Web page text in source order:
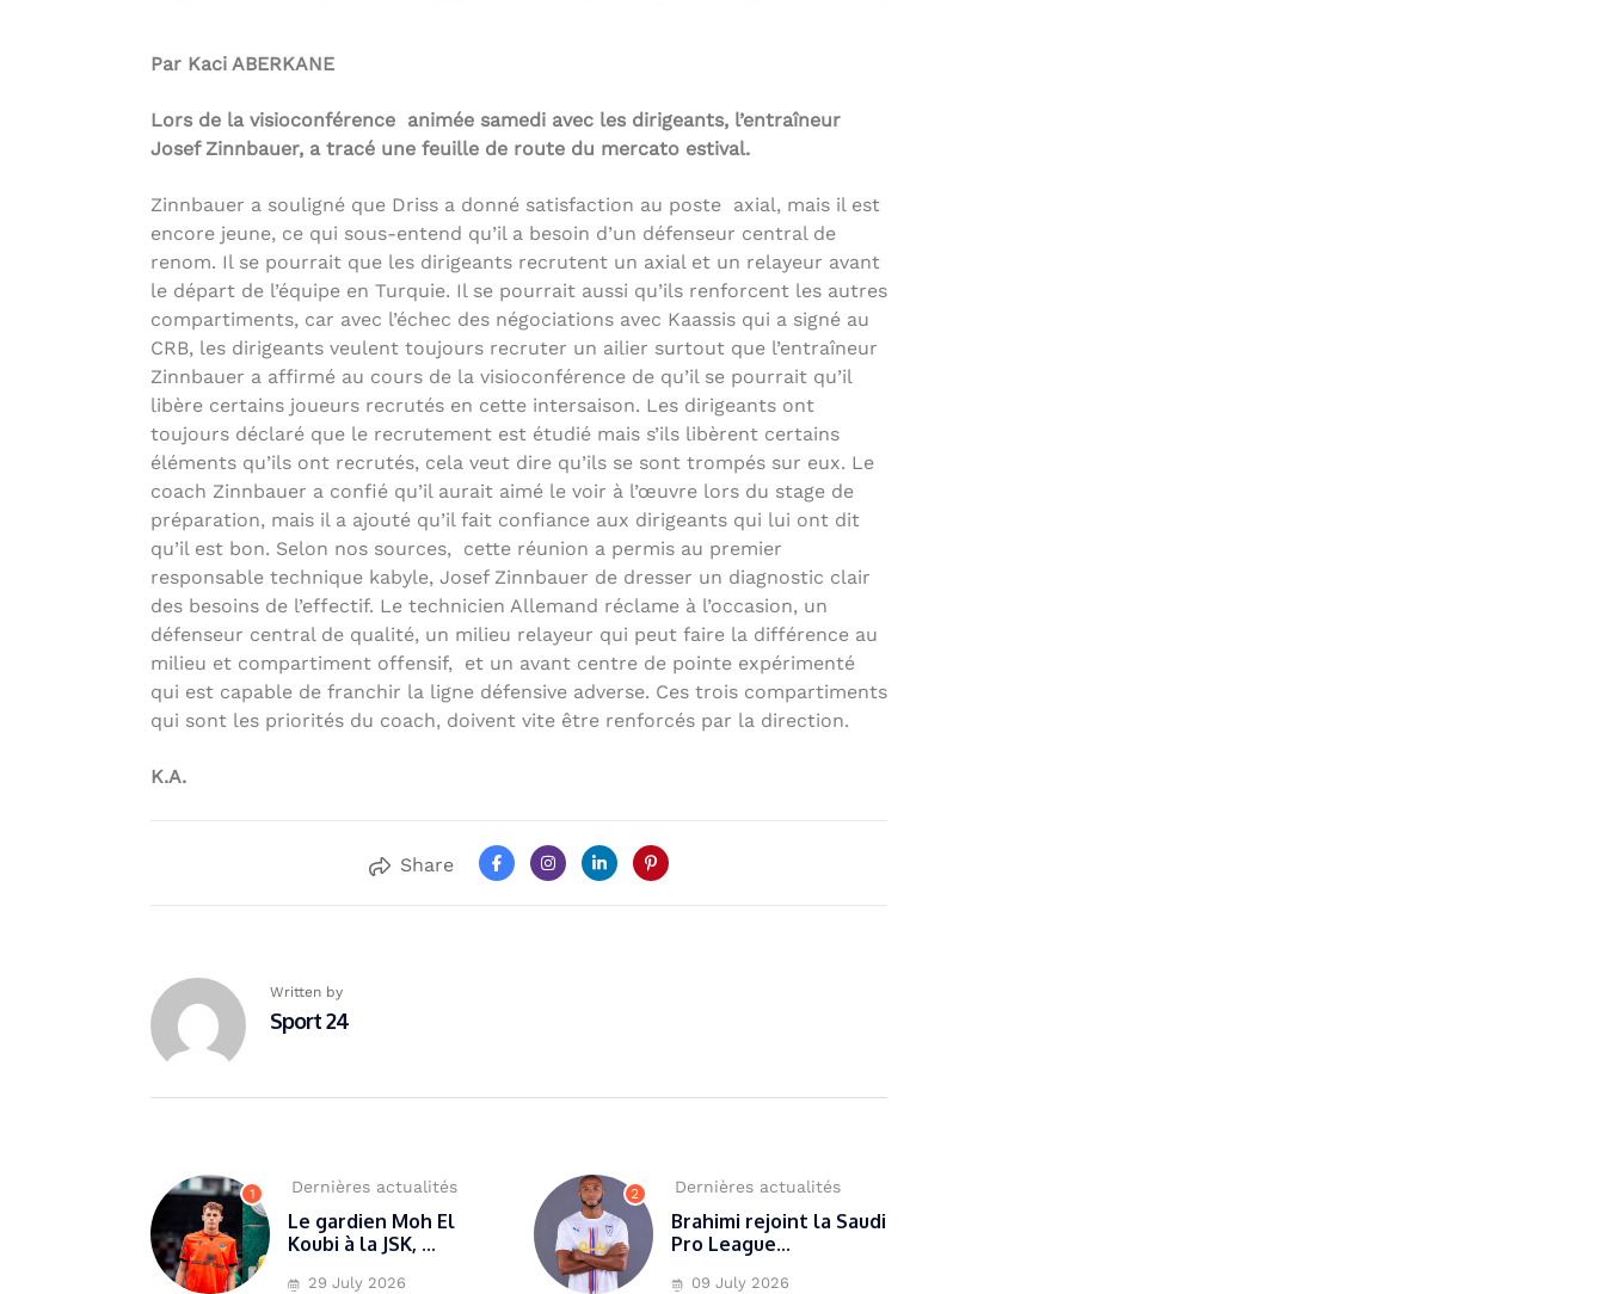
Par Kaci ABERKANE
Lors de la visioconférence animée samedi avec les dirigeants, l’entraîneur
Josef Zinnbauer, a tracé une feuille de route du mercato estival.
Zinnbauer a souligné que Driss a donné satisfaction au poste axial, mais il est
encore jeune, ce qui sous-entend qu’il a besoin d’un défenseur central de
renom. Il se pourrait que les dirigeants recrutent un axial et un relayeur avant
le départ de l’équipe en Turquie. Il se pourrait aussi qu’ils renforcent les autres
compartiments, car avec l’échec des négociations avec Kaassis qui a signé au
CRB, les dirigeants veulent toujours recruter un ailier surtout que l’entraîneur
Zinnbauer a affirmé au cours de la visioconférence de qu’il se pourrait qu’il
libère certains joueurs recrutés en cette intersaison. Les dirigeants ont
toujours déclaré que le recrutement est étudié mais s’ils libèrent certains
éléments qu’ils ont recrutés, cela veut dire qu’ils se sont trompés sur eux. Le
coach Zinnbauer a confié qu’il aurait aimé le voir à l’œuvre lors du stage de
préparation, mais il a ajouté qu’il fait confiance aux dirigeants qui lui ont dit
qu’il est bon. Selon nos sources, cette réunion a permis au premier
responsable technique kabyle, Josef Zinnbauer de dresser un diagnostic clair
des besoins de l’effectif. Le technicien Allemand réclame à l’occasion, un
défenseur central de qualité, un milieu relayeur qui peut faire la différence au
milieu et compartiment offensif, et un avant centre de pointe expérimenté
qui est capable de franchir la ligne défensive adverse. Ces trois compartiments
qui sont les priorités du coach, doivent vite être renforcés par la direction.
K.A.
Share
Written by
Sport 24
1 Dernières actualités
Le gardien Moh El
Koubi à la JSK, ...
29 July 2026
2 Dernières actualités
Brahimi rejoint la Saudi
Pro League...
09 July 2026